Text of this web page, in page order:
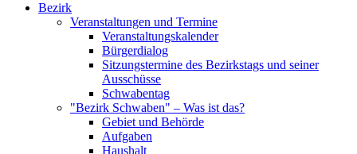
Bezirk
Veranstaltungen und Termine
Veranstaltungskalender
Bürgerdialog
Sitzungstermine des Bezirkstags und seiner
Ausschüsse
Schwabentag
"Bezirk Schwaben" – Was ist das?
Gebiet und Behörde
Aufgaben
Haushalt